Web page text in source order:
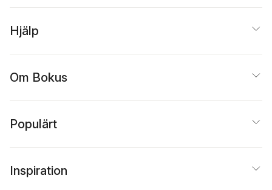
Hjälp
Om Bokus
Populärt
Inspiration